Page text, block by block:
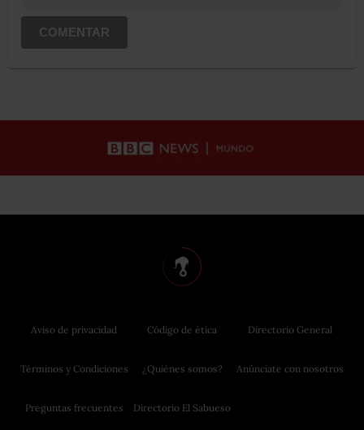
COMENTAR
Aviso de privacidad
Términos y Condiciones
Preguntas frecuentes
Código de ética
¿Quiénes somos?
Directorio El Sabueso
Directorio General
Anúnciate con nosotros